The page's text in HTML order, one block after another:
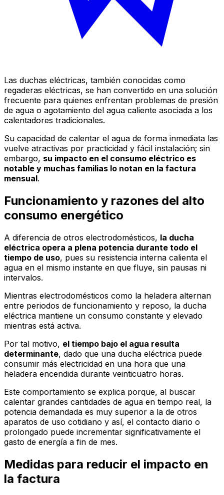
Las duchas eléctricas, también conocidas como
regaderas eléctricas, se han convertido en una solución
frecuente para quienes enfrentan problemas de presión
de agua o agotamiento del agua caliente asociada a los
calentadores tradicionales.
Su capacidad de calentar el agua de forma inmediata las
vuelve atractivas por practicidad y fácil instalación; sin
embargo, su impacto en el consumo eléctrico es
notable y muchas familias lo notan en la factura
mensual.
Funcionamiento y razones del alto
consumo energético
A diferencia de otros electrodomésticos, la ducha
eléctrica opera a plena potencia durante todo el
tiempo de uso, pues su resistencia interna calienta el
agua en el mismo instante en que fluye, sin pausas ni
intervalos.
Mientras electrodomésticos como la heladera alternan
entre periodos de funcionamiento y reposo, la ducha
eléctrica mantiene un consumo constante y elevado
mientras está activa.
Por tal motivo, el tiempo bajo el agua resulta
determinante, dado que una ducha eléctrica puede
consumir más electricidad en una hora que una
heladera encendida durante veinticuatro horas.
Este comportamiento se explica porque, al buscar
calentar grandes cantidades de agua en tiempo real, la
potencia demandada es muy superior a la de otros
aparatos de uso cotidiano y así, el contacto diario o
prolongado puede incrementar significativamente el
gasto de energía a fin de mes.
Medidas para reducir el impacto en
la factura